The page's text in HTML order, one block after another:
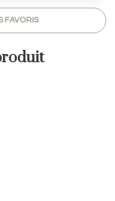
FAVORIS